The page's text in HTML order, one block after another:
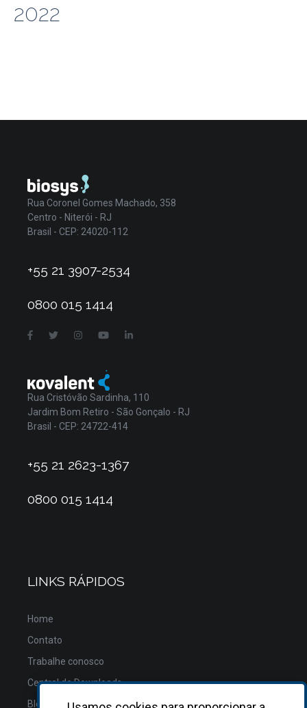
2022
Rua Coronel Gomes Machado, 358
Centro - Niterói - RJ
Brasil - CEP: 24020-112
+55 21 3907-2534
0800 015 1414
Rua Cristóvão Sardinha, 110
Jardim Bom Retiro - São Gonçalo - RJ
Brasil - CEP: 24722-414
+55 21 2623-1367
0800 015 1414
LINKS RÁPIDOS
Home
Contato
Trabalhe conosco
Central de Downloads
Blog